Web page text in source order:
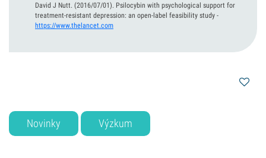
David J Nutt. (2016/07/01). Psilocybin with psychological support for
treatment-resistant depression: an open-label feasibility study -
https://www.thelancet.com
Novinky Výzkum